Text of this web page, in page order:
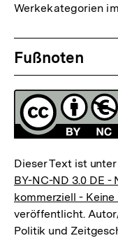
Werkekategorien
Fußnoten
Lizenz
Dieser Text ist
BY-NC-ND 3.0 DE
kommerziell -
veröffentlicht.
Politik und